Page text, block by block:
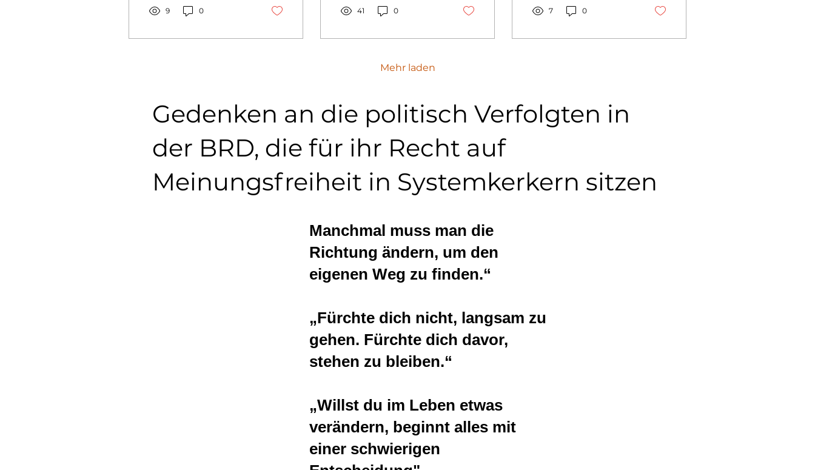
knapp kalkuliert, sind...
9 0
Webseite bekommen.
41 0
Strauß, Herbert
7 0
Mehr laden
Gedenken an die politisch Verfolgten in
der BRD, die für ihr Recht auf
Meinungsfreiheit in Systemkerkern sitzen
Manchmal muss man die
Richtung ändern, um den
eigenen Weg zu finden.“
„Fürchte dich nicht, langsam zu
gehen. Fürchte dich davor,
stehen zu bleiben.“
„Willst du im Leben etwas
verändern, beginnt alles mit
einer schwierigen